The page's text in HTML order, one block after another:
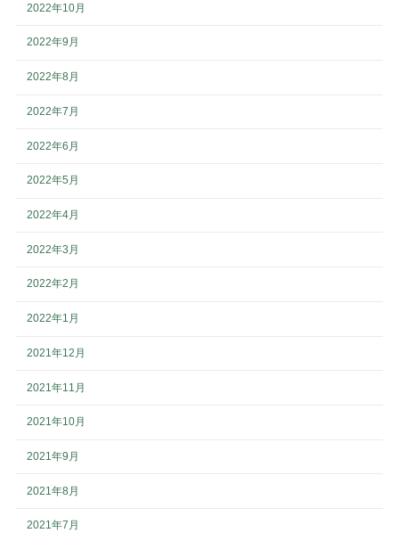
2022年10月
2022年9月
2022年8月
2022年7月
2022年6月
2022年5月
2022年4月
2022年3月
2022年2月
2022年1月
2021年12月
2021年11月
2021年10月
2021年9月
2021年8月
2021年7月